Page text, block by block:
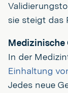
sie steigt das
Medizinische
In der
Einhaltung
Jedes neue